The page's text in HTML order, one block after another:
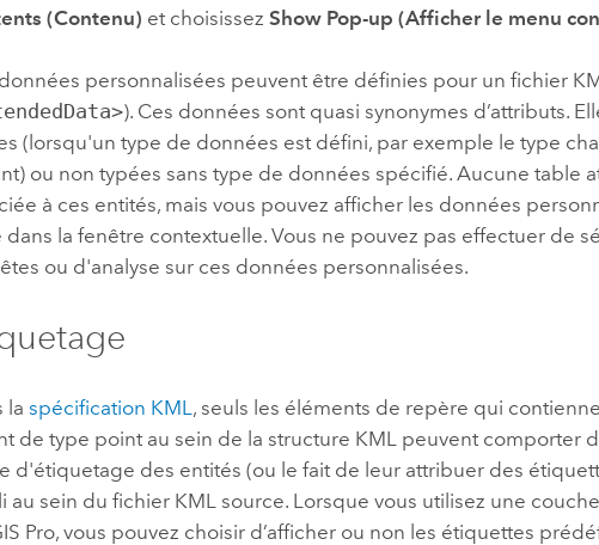
(Contenu) et choisissezShow Pop-up (Afficher le menu
personnalisées peuvent être définies pour un fichier
). Ces données sont quasi synonymes d’attributs.
(lorsqu'un type de données est défini, par exemple le type
ou non typées sans type de données spécifié. Aucune table
à ces entités, mais vous pouvez afficher les données
dans la fenêtre contextuelle. Vous ne pouvez pas effectuer de
ou d'analyse sur ces données personnalisées.
laspécification KML , seuls les éléments de repère qui
de type point au sein de la structure KML peuvent comporter
d'étiquetage des entités (ou le fait de leur attribuer des
au sein du fichier KML source. Lorsque vous utilisez une
Pro, vous pouvez choisir d’afficher ou non les étiquettes